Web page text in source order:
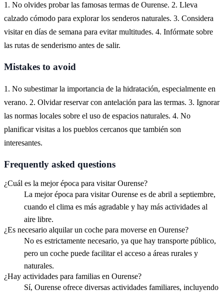
1. No olvides probar las famosas termas de Ourense. 2. Lleva
calzado cómodo para explorar los senderos naturales. 3. Considera
visitar en días de semana para evitar multitudes. 4. Infórmate sobre
las rutas de senderismo antes de salir.
Mistakes to avoid
1. No subestimar la importancia de la hidratación, especialmente en
verano. 2. Olvidar reservar con antelación para las termas. 3. Ignorar
las normas locales sobre el uso de espacios naturales. 4. No
planificar visitas a los pueblos cercanos que también son
interesantes.
Frequently asked questions
¿Cuál es la mejor época para visitar Ourense?
La mejor época para visitar Ourense es de abril a septiembre,
cuando el clima es más agradable y hay más actividades al
aire libre.
¿Es necesario alquilar un coche para moverse en Ourense?
No es estrictamente necesario, ya que hay transporte público,
pero un coche puede facilitar el acceso a áreas rurales y
naturales.
¿Hay actividades para familias en Ourense?
Sí, Ourense ofrece diversas actividades familiares, incluyendo